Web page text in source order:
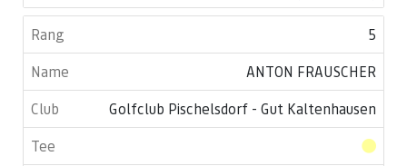
5
ANTON FRAUSCHER
Golfclub Pischelsdorf - Gut Kaltenhausen